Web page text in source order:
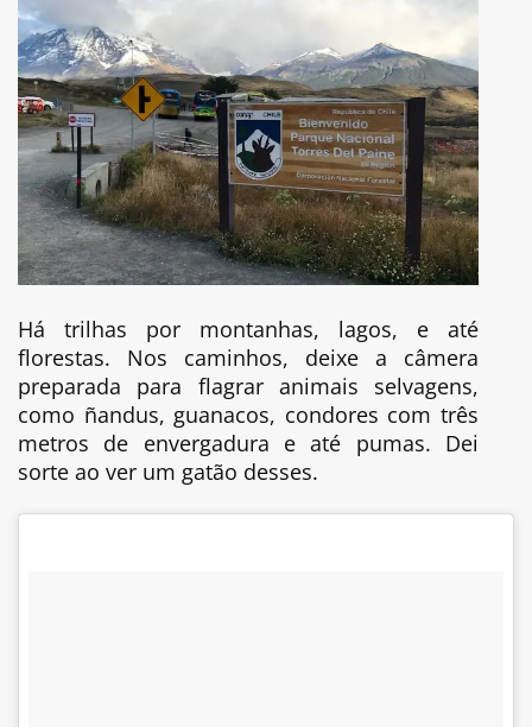
Há trilhas por montanhas, lagos, e até
florestas. Nos caminhos, deixe a câmera
preparada para flagrar animais selvagens,
como ñandus, guanacos, condores com três
metros de envergadura e até pumas. Dei
sorte ao ver um gatão desses.